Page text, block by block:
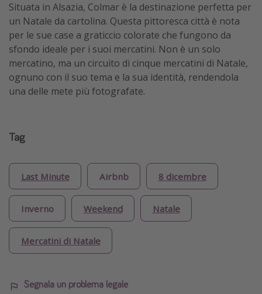
Situata in Alsazia, Colmar è la destinazione perfetta per
un Natale da cartolina. Questa pittoresca città è nota
per le sue case a graticcio colorate che fungono da
sfondo ideale per i suoi mercatini. Non è un solo
mercatino, ma un circuito di cinque mercatini di Natale,
ognuno con il suo tema e la sua identità, rendendola
una delle mete più fotografate.
Tag
Last Minute Airbnb 8 dicembre
Inverno Weekend Natale
Mercatini di Natale
Segnala un problema legale